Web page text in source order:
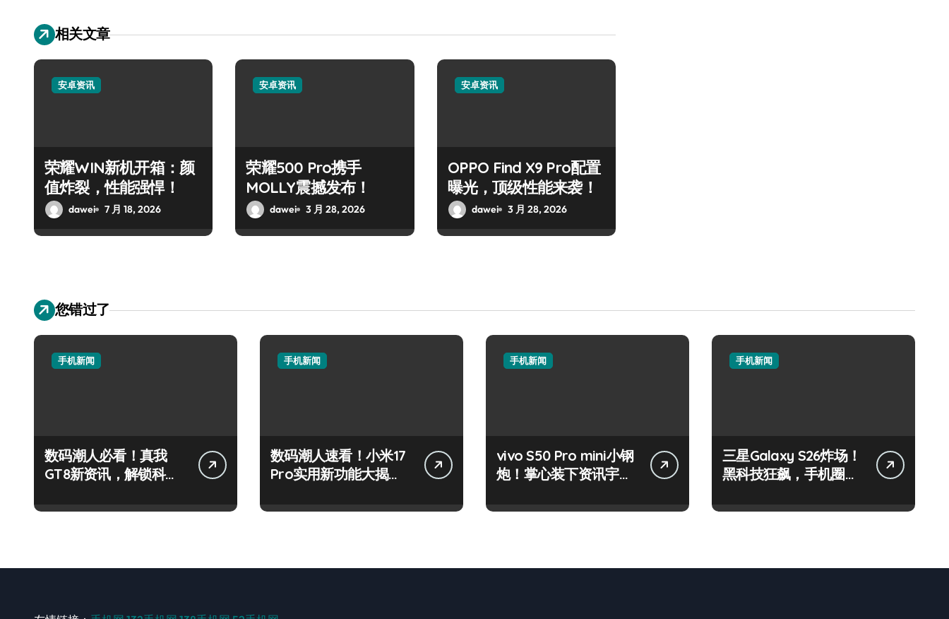
相关文章
安卓资讯
荣耀WIN新机开箱：颜
值炸裂，性能强悍！
dawei 7 月 18, 2026
安卓资讯
荣耀500 Pro携手
MOLLY震撼发布！
dawei 3 月 28, 2026
安卓资讯
OPPO Find X9 Pro配置
曝光，顶级性能来袭！
dawei 3 月 28, 2026
您错过了
手机新闻
数码潮人必看！真我
GT8新资讯，解锁科技
手机新闻
数码潮人速看！小米17
Pro实用新功能大揭
手机新闻
vivo S50 Pro mini小钢
炮！掌心装下资讯宇
手机新闻
三星Galaxy S26炸场！
黑科技狂飙，手机圈要